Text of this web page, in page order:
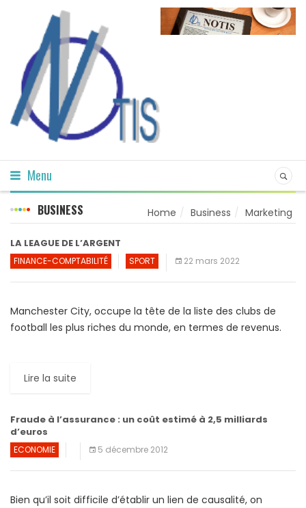
Menu
BUSINESS Home Business Marketing
LA LEAGUE DE L’ARGENT
FINANCE-COMPTABILITÉ SPORT 22 mars 2022
Manchester City, occupe la tête de la liste des clubs de
football les plus riches du monde, en termes de revenus.
Lire la suite
Fraude à l’assurance : un coût estimé à 2,5 milliards
d’euros
ECONOMIE 5 décembre 2012
Bien qu’il soit difficile d’établir un lien de causalité, on